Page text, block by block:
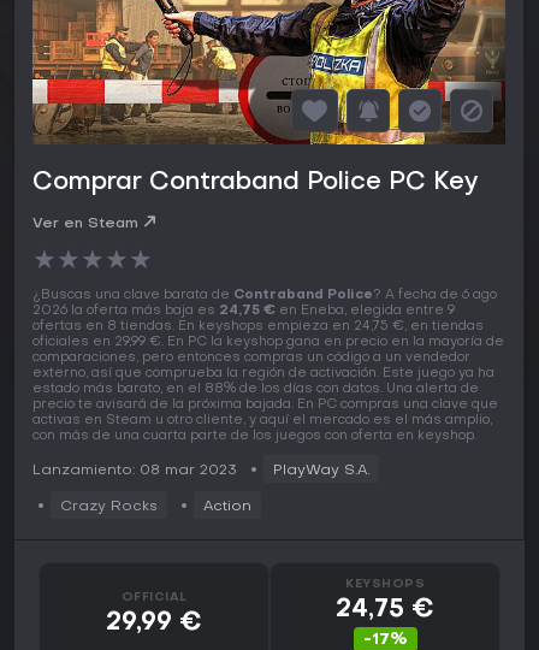
Comprar Contraband Police PC Key
Ver en Steam
★★★★★
¿Buscas una clave barata de Contraband Police? A fecha de 6 ago
2026 la oferta más baja es 24,75 € en Eneba, elegida entre 9
ofertas en 8 tiendas. En keyshops empieza en 24,75 €, en tiendas
oficiales en 29,99 €. En PC la keyshop gana en precio en la mayoría de
comparaciones, pero entonces compras un código a un vendedor
externo, así que comprueba la región de activación. Este juego ya ha
estado más barato, en el 88% de los días con datos. Una alerta de
precio te avisará de la próxima bajada. En PC compras una clave que
activas en Steam u otro cliente, y aquí el mercado es el más amplio,
con más de una cuarta parte de los juegos con oferta en keyshop.
Lanzamiento: 08 mar 2023 PlayWay S.A.
Crazy Rocks Action
OFFICIAL
29,99 €
KEYSHOPS
24,75 €
-17%